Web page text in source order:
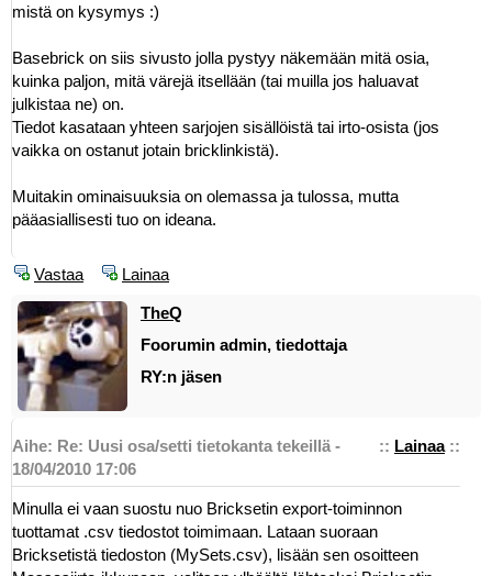
mistä on kysymys :)
Basebrick on siis sivusto jolla pystyy näkemään mitä osia,
kuinka paljon, mitä värejä itsellään (tai muilla jos haluavat
julkistaa ne) on.
Tiedot kasataan yhteen sarjojen sisällöistä tai irto-osista (jos
vaikka on ostanut jotain bricklinkistä).
Muitakin ominaisuuksia on olemassa ja tulossa, mutta
pääasiallisesti tuo on ideana.
Vastaa Lainaa
TheQ
Foorumin admin, tiedottaja
RY:n jäsen
:: Lainaa::
Aihe: Re: Uusi osa/setti tietokanta tekeillä -
18/04/2010 17:06
Minulla ei vaan suostu nuo Bricksetin export-toiminnon
tuottamat .csv tiedostot toimimaan. Lataan suoraan
Bricksetistä tiedoston (MySets.csv), lisään sen osoitteen